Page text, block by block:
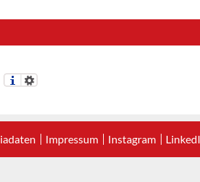
Impressum Instagram